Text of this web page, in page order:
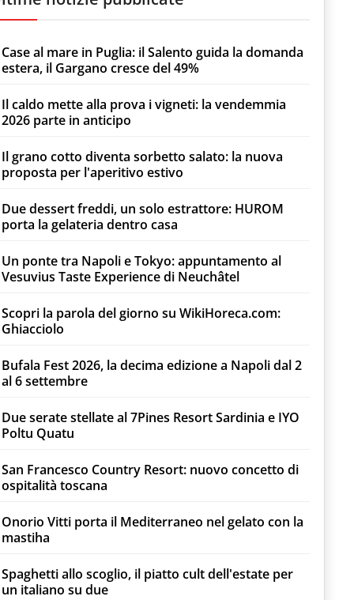
Case al mare in Puglia: il Salento guida la domanda
estera, il Gargano cresce del 49%
Il caldo mette alla prova i vigneti: la vendemmia
2026 parte in anticipo
Il grano cotto diventa sorbetto salato: la nuova
proposta per l'aperitivo estivo
Due dessert freddi, un solo estrattore: HUROM
porta la gelateria dentro casa
Un ponte tra Napoli e Tokyo: appuntamento al
Vesuvius Taste Experience di Neuchâtel
Scopri la parola del giorno su WikiHoreca.com:
Ghiacciolo
Bufala Fest 2026, la decima edizione a Napoli dal 2
al 6 settembre
Due serate stellate al 7Pines Resort Sardinia e IYO
Poltu Quatu
San Francesco Country Resort: nuovo concetto di
ospitalità toscana
Onorio Vitti porta il Mediterraneo nel gelato con la
mastiha
Spaghetti allo scoglio, il piatto cult dell'estate per
un italiano su due